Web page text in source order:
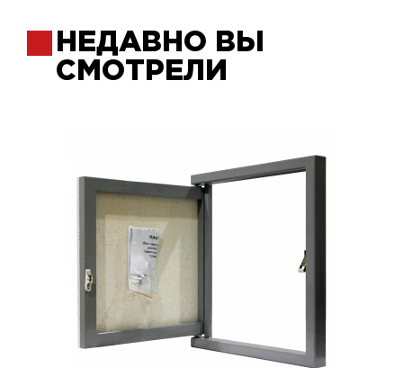
НЕДАВНО ВЫ
СМОТРЕЛИ